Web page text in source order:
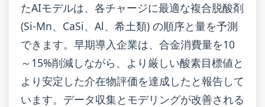
たAIモデルは、各チャージに最適な複合脱酸剤
(Si-Mn、CaSi、Al、希土類) の順序と量を予測
できます。早期導入企業は、合金消費量を10
～15%削減しながら、より厳しい酸素目標値と
より安定した介在物評価を達成したと報告して
います。データ収集とモデリングが改善される